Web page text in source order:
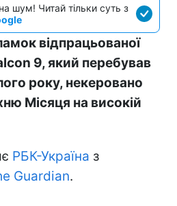
шум! Читай тільки суть з
відпрацьованої
9, який перебував
року, некеровано
Місяця на високій
РБК-Україна з
Guardian.